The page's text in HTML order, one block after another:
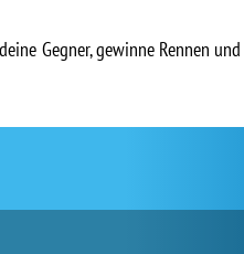
Gegner, gewinne Rennen